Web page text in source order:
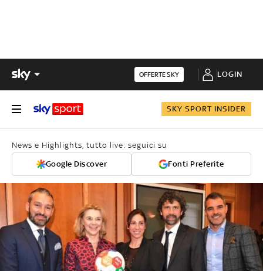
OFFERTE SKY LOGIN
SKY SPORT INSIDER
News e Highlights, tutto live: seguici su
Google Discover Fonti Preferite